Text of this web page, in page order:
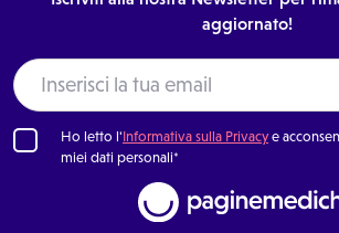
aggiornato!
Ho letto l'Informativa sulla Privacye
miei dati personali*